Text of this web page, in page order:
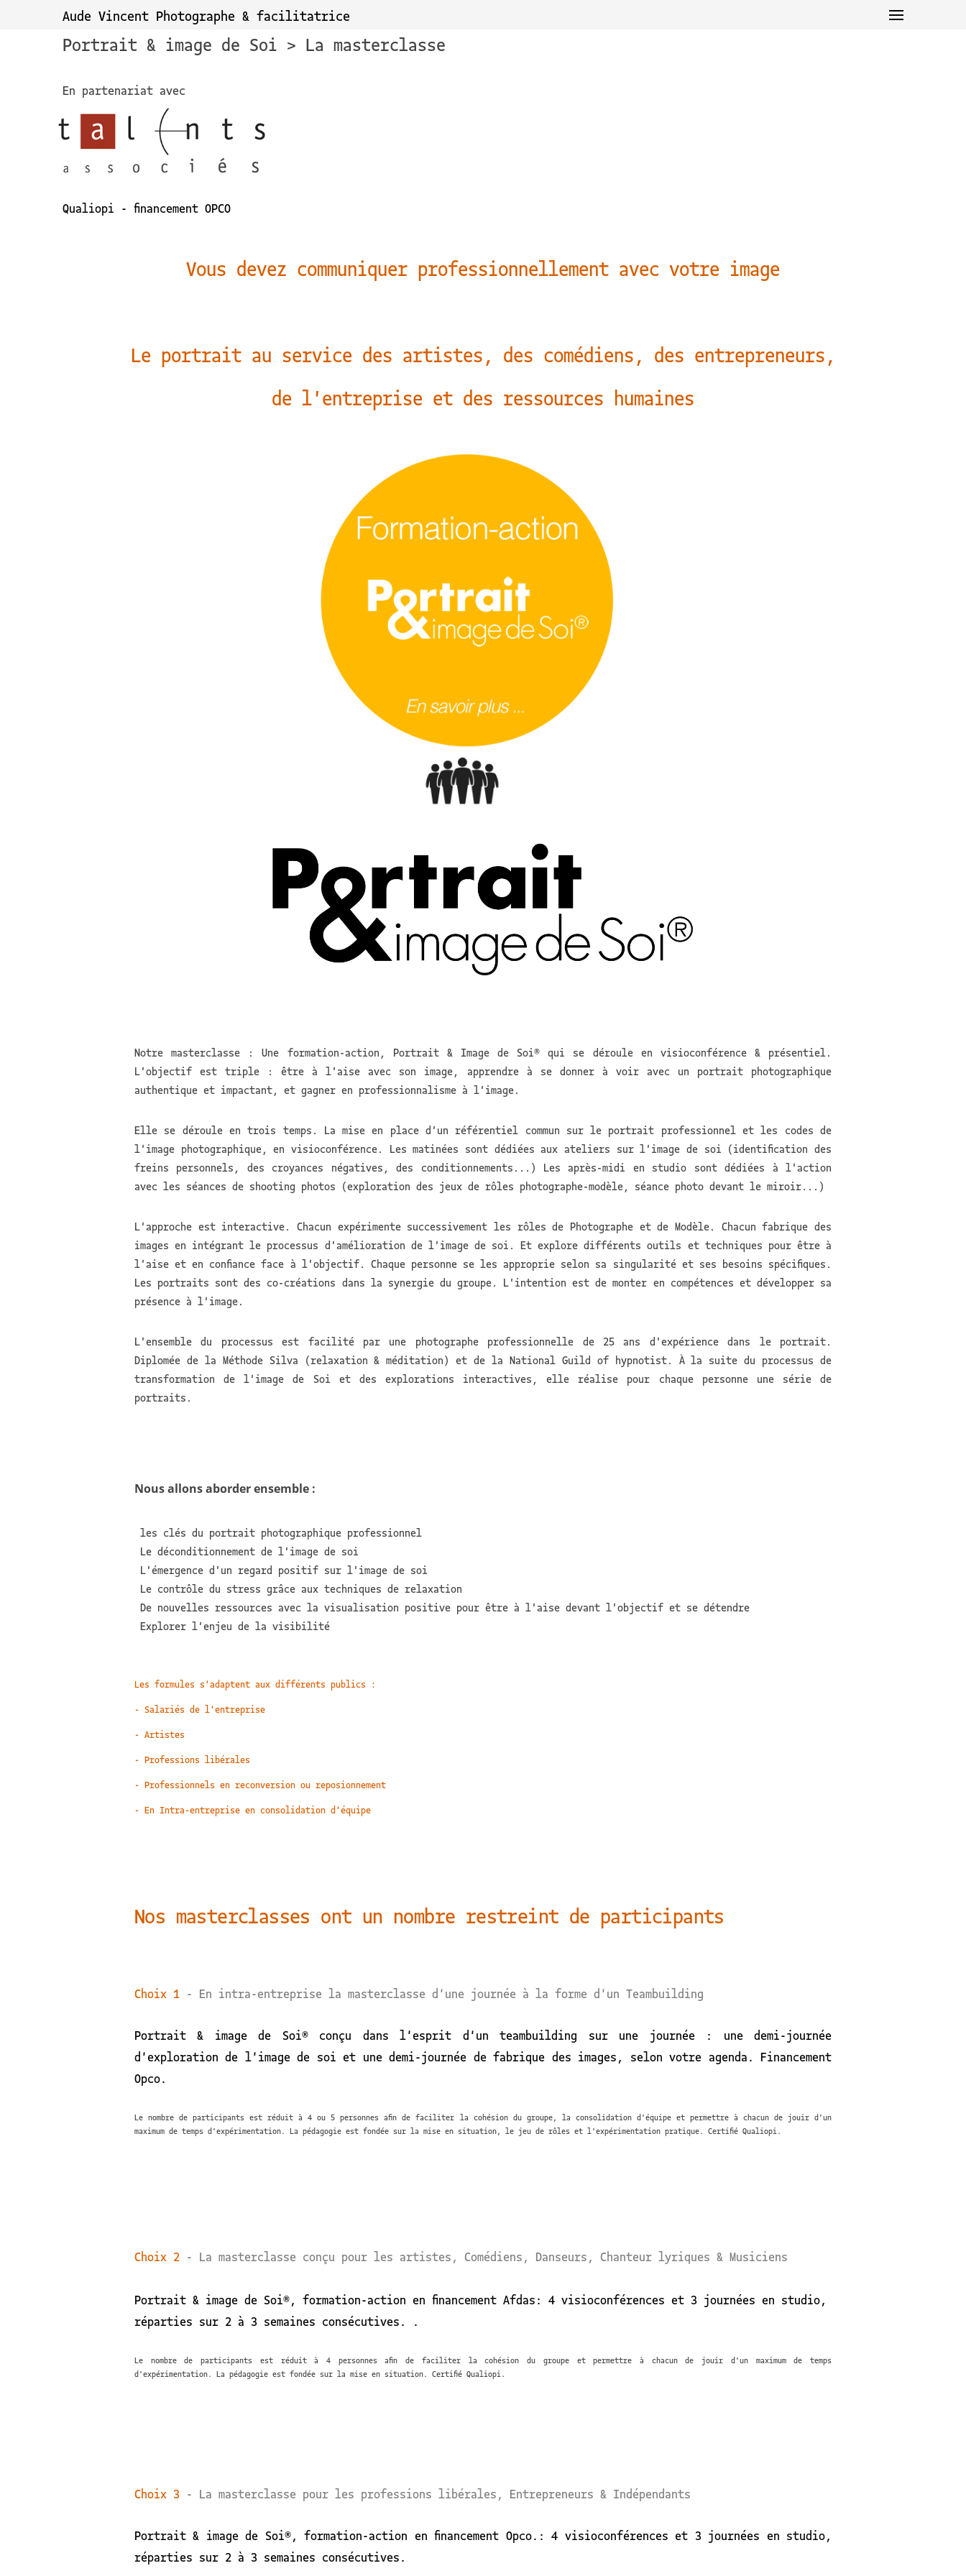
Aude Vincent Photographe & facilitatrice
Portrait & image de Soi > La masterclasse
En partenariat avec
Qualiopi - financement OPCO
Vous devez communiquer professionnellement avec votre image
Le portrait au service des artistes, des comédiens, des entrepreneurs,
de l'entreprise et des ressources humaines
Notre masterclasse : Une formation-action, Portrait & Image de Soi® qui se déroule en visioconférence & présentiel.
L'objectif est triple : être à l'aise avec son image, apprendre à se donner à voir avec un portrait photographique
authentique et impactant, et gagner en professionnalisme à l'image.
Elle se déroule en trois temps. La mise en place d'un référentiel commun sur le portrait professionnel et les codes de
l'image photographique, en visioconférence. Les matinées sont dédiées aux ateliers sur l'image de soi (identification des
freins personnels, des croyances négatives, des conditionnements...) Les après-midi en studio sont dédiées à l'action
avec les séances de shooting photos (exploration des jeux de rôles photographe-modèle, séance photo devant le miroir...)
L'approche est interactive. Chacun expérimente successivement les rôles de Photographe et de Modèle. Chacun fabrique des
images en intégrant le processus d'amélioration de l'image de soi. Et explore différents outils et techniques pour être à
l'aise et en confiance face à l'objectif. Chaque personne se les approprie selon sa singularité et ses besoins spécifiques.
Les portraits sont des co-créations dans la synergie du groupe. L'intention est de monter en compétences et développer sa
présence à l'image.
L'ensemble du processus est facilité par une photographe professionnelle de 25 ans d'expérience dans le portrait.
Diplomée de la Méthode Silva (relaxation & méditation) et de la National Guild of hypnotist. À la suite du processus de
transformation de l'image de Soi et des explorations interactives, elle réalise pour chaque personne une série de
portraits.
Nous allons aborder ensemble :
les clés du portrait photographique professionnel
Le déconditionnement de l'image de soi
L'émergence d'un regard positif sur l'image de soi
Le contrôle du stress grâce aux techniques de relaxation
De nouvelles ressources avec la visualisation positive pour être à l'aise devant l'objectif et se détendre
Explorer l'enjeu de la visibilité
Les formules s'adaptent aux différents publics :
- Salariés de l'entreprise
- Artistes
- Professions libérales
- Professionnels en reconversion ou reposionnement
- En Intra-entreprise en consolidation d'équipe
Nos masterclasses ont un nombre restreint de participants
Choix 1 - En intra-entreprise la masterclasse d'une journée à la forme d'un Teambuilding
Portrait & image de Soi® conçu dans l'esprit d'un teambuilding sur une journée : une demi-journée
d'exploration de l'image de soi et une demi-journée de fabrique des images, selon votre agenda. Financement
Opco.
Le nombre de participants est réduit à 4 ou 5 personnes afin de faciliter la cohésion du groupe, la consolidation d'équipe et permettre à chacun de jouir d'un
maximum de temps d'expérimentation. La pédagogie est fondée sur la mise en situation, le jeu de rôles et l'expérimentation pratique. Certifié Qualiopi.
Choix 2 - La masterclasse conçu pour les artistes, Comédiens, Danseurs, Chanteur lyriques & Musiciens
Portrait & image de Soi®, formation-action en financement Afdas: 4 visioconférences et 3 journées en studio,
réparties sur 2 à 3 semaines consécutives. .
Le nombre de participants est réduit à 4 personnes afin de faciliter la cohésion du groupe et permettre à chacun de jouir d'un maximum de temps
d'expérimentation. La pédagogie est fondée sur la mise en situation. Certifié Qualiopi.
Choix 3 - La masterclasse pour les professions libérales, Entrepreneurs & Indépendants
Portrait & image de Soi®, formation-action en financement Opco.: 4 visioconférences et 3 journées en studio,
réparties sur 2 à 3 semaines consécutives.